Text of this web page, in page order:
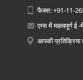
फैक्स: +91-11-
एम्स में महत्वपूर्ण ई
आपकी प्रतिक्रिया